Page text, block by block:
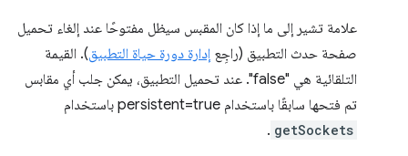
علامة تشير إلى ما إذا كان المقبس سيظل مفتوحًا عند إلغاء تحميل
صفحة حدث التطبيق (راجِع إدارة دورة حياة التطبيق). القيمة
التلقائية هي "false". عند تحميل التطبيق، يمكن جلب أي مقابس
تم فتحها سابقًا باستخدام persistent=true باستخدام
getSockets
.